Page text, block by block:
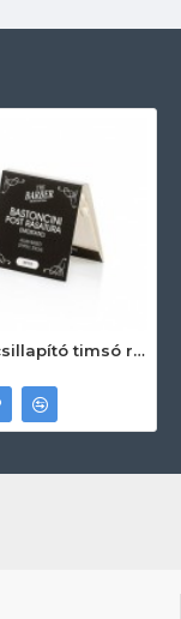
Vérzéscsillapító timsó rúd 20db